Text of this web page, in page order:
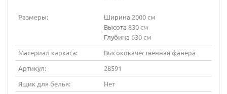
Размеры: Ширина 2000 см
Высота 830 см
Глубина 630 см
Материал каркаса:
Высококачественная фанера
Артикул:
28591
Ящик для белья:
Нет